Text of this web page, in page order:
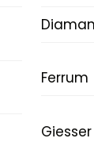
Ferrum